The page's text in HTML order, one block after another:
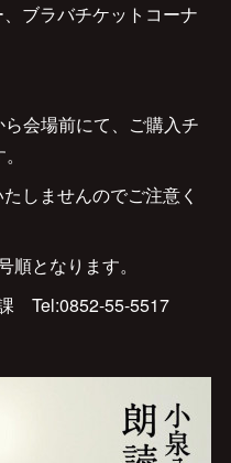
ブラバチケットコーナ
会場前にて、ご購入チ
しませんのでご注意く
となります。
Tel:0852-55-5517